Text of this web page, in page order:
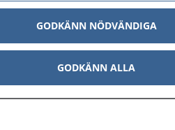
GODKÄNN NÖDVÄNDIGA
GODKÄNN ALLA